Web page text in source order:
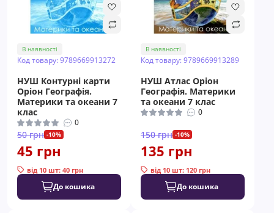
В наявності
Код товару: 9789669913272
НУШ Контурні карти
Оріон Географія.
Материки та океани 7
клас
0
50 грн -10%
45 грн
від 10 шт: 40 грн
До кошика
В наявності
Код товару: 9789669913289
НУШ Атлас Оріон
Географія. Материки
та океани 7 клас
0
150 грн -10%
135 грн
від 10 шт: 120 грн
До кошика